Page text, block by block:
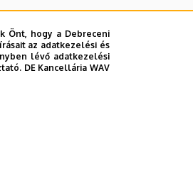
Önt, hogy a Debreceni
az adatkezelési és
lévő adatkezelési
DE Kancellária WAV